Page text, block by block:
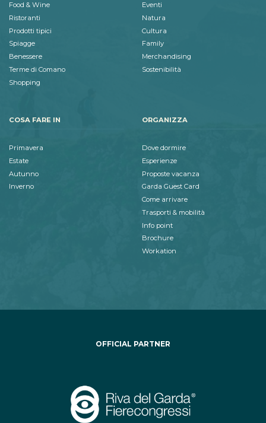
Food & Wine
Ristoranti
Prodotti tipici
Spiagge
Benessere
Terme di Comano
Shopping
Eventi
Natura
Cultura
Family
Merchandising
Sostenibilità
COSA FARE IN
Primavera
Estate
Autunno
Inverno
ORGANIZZA
Dove dormire
Esperienze
Proposte vacanza
Garda Guest Card
Come arrivare
Trasporti & mobilità
Info point
Brochure
Workation
OFFICIAL PARTNER